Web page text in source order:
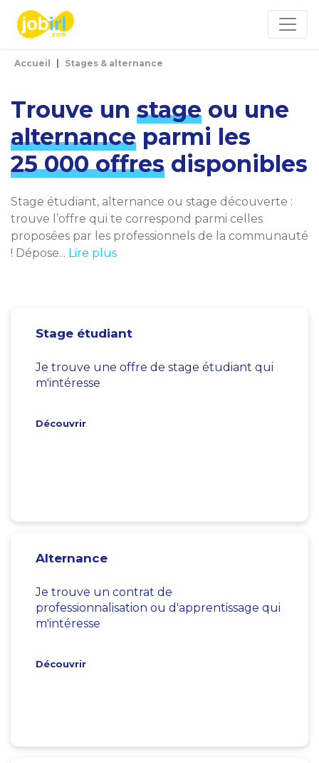
Accueil Stages & alternance
Trouve un stage ou une
alternance parmi les
25 000 offres disponibles
Stage étudiant, alternance ou stage découverte :
trouve l’offre qui te correspond parmi celles
proposées par les professionnels de la communauté
! Dépose... Lire plus
Stage étudiant
Je trouve une offre de stage étudiant qui
m'intéresse
Découvrir
Alternance
Je trouve un contrat de
professionnalisation ou d'apprentissage qui
m'intéresse
Découvrir
Panneau de gestion des cookies